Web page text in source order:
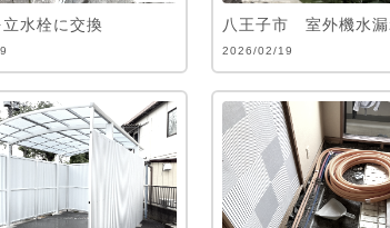
水栓に交換 八王子市 室外機水漏
2026/02/19